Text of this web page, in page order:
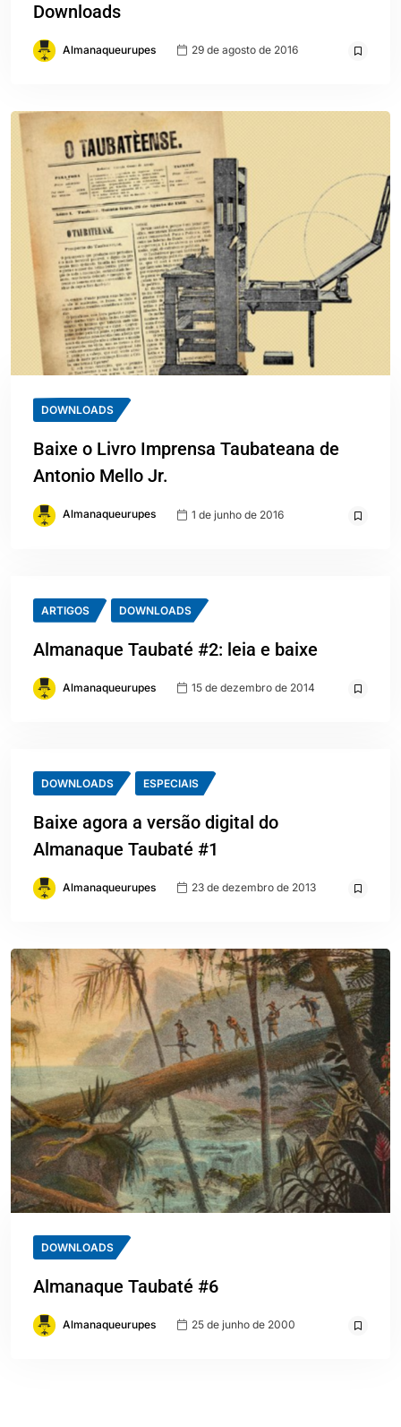
Downloads
Almanaqueurupes 29 de agosto de 2016
DOWNLOADS
Baixe o Livro Imprensa Taubateana de
Antonio Mello Jr.
Almanaqueurupes 1 de junho de 2016
ARTIGOS DOWNLOADS
Almanaque Taubaté #2: leia e baixe
Almanaqueurupes 15 de dezembro de 2014
DOWNLOADS ESPECIAIS
Baixe agora a versão digital do
Almanaque Taubaté #1
Almanaqueurupes 23 de dezembro de 2013
DOWNLOADS
Almanaque Taubaté #6
Almanaqueurupes 25 de junho de 2000